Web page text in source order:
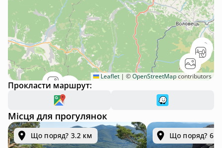
Leaflet | ©OpenStreetMapcontributors
Прокласти маршрут:
Місця для прогулянок
Що поряд? 3.2 км Що поряд? 6.6